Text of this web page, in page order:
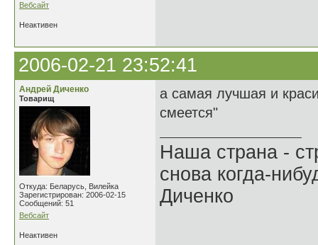
Вебсайт
Неактивен
2006-02-21 23:52:41
Андрей Диченко
Товарищ
Откуда: Беларусь, Вилейка
Зарегистрирован: 2006-02-15
Сообщений: 51
Вебсайт
а самая лучшая и
смеется"
Наша страна -
снова когда-
Диченко
Неактивен